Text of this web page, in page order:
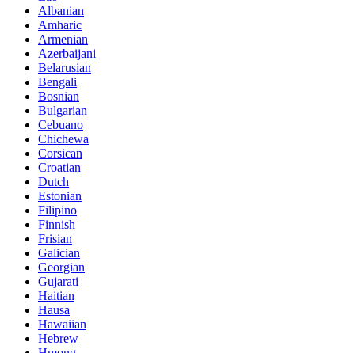
Albanian
Amharic
Armenian
Azerbaijani
Belarusian
Bengali
Bosnian
Bulgarian
Cebuano
Chichewa
Corsican
Croatian
Dutch
Estonian
Filipino
Finnish
Frisian
Galician
Georgian
Gujarati
Haitian
Hausa
Hawaiian
Hebrew